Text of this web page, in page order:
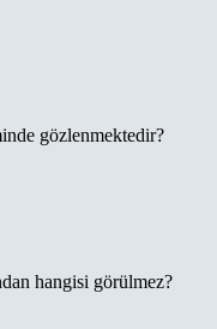
gözlenmektedir?
hangisi görülmez?